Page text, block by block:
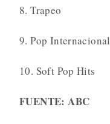
8. Trapeo
9. Pop Internacional
10. Soft Pop Hits
FUENTE: ABC